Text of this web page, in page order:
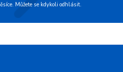
Můžete se kdykoli odhlásit.